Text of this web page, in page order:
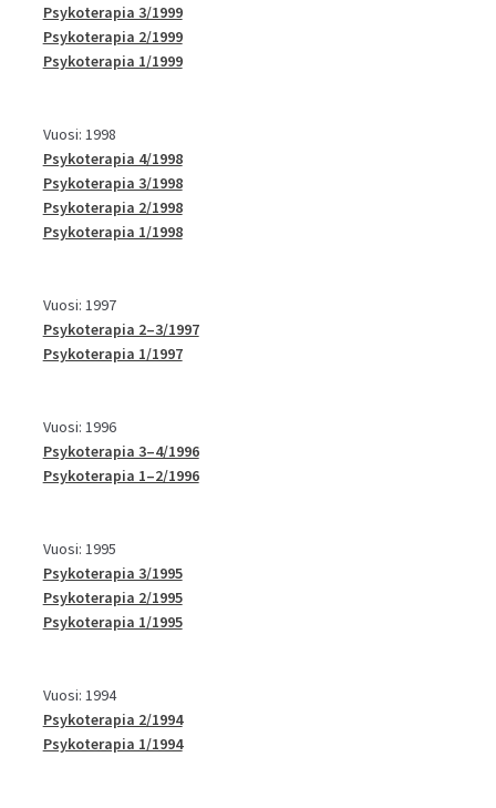
Psykoterapia 3/1999
Psykoterapia 2/1999
Psykoterapia 1/1999
Vuosi: 1998
Psykoterapia 4/1998
Psykoterapia 3/1998
Psykoterapia 2/1998
Psykoterapia 1/1998
Vuosi: 1997
Psykoterapia 2–3/1997
Psykoterapia 1/1997
Vuosi: 1996
Psykoterapia 3–4/1996
Psykoterapia 1–2/1996
Vuosi: 1995
Psykoterapia 3/1995
Psykoterapia 2/1995
Psykoterapia 1/1995
Vuosi: 1994
Psykoterapia 2/1994
Psykoterapia 1/1994